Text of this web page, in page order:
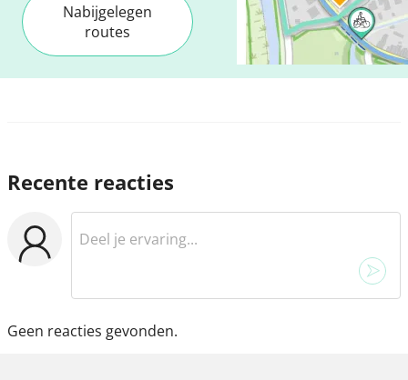
Nabijgelegen
routes
Recente reacties
Geen reacties gevonden.